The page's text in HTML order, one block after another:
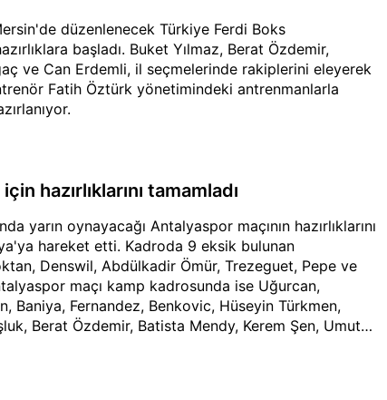
düzenlenecek Türkiye Ferdi Boks
başladı. Buket Yılmaz, Berat Özdemir,
ve Can Erdemli, il seçmelerinde rakiplerini eleyerek
Fatih Öztürk yönetimindeki antrenmanlarla
hazırlıklarını tamamladı
yarın oynayacağı Antalyaspor maçının hazırlıklarını
hareket etti. Kadroda 9 eksik bulunan
Denswil, Abdülkadir Ömür, Trezeguet, Pepe ve
maçı kamp kadrosunda ise Uğurcan,
Baniya, Fernandez, Benkovic, Hüseyin Türkmen,
Berat Özdemir, Batista Mendy, Kerem Şen, Umut